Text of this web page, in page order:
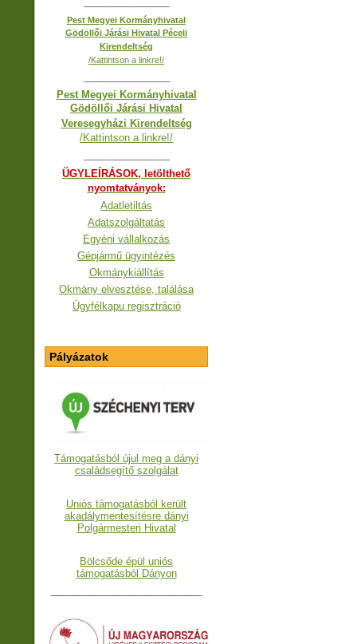
Pest Megyei Kormányhivatal
Gödöllői Járási Hivatal Péceli
Kirendeltség
/Kattintson a linkre!/
Pest Megyei Kormányhivatal
Gödöllői Járási Hivatal
Veresegyházi Kirendeltség
/Kattintson a linkre!/
ÜGYLEÍRÁSOK, letölthető
nyomtatványok:
Adatletiltás
Adatszolgáltatás
Egyéni vállalkozás
Gépjármű ügyintézés
Okmánykiállítás
Okmány elvesztése, találása
Ügyfélkapu regisztráció
Pályázatok
Támogatásból újul meg a dányi
családsegítő szolgálat
Uniós támogatásból került
akadálymentesítésre dányi
Polgármesteri Hivatal
Bölcsőde épül uniós
támogatásból Dányon